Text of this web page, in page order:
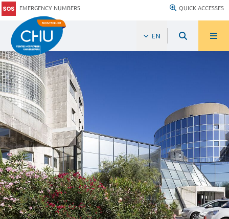
EMERGENCY NUMBERS QUICK ACCESSES
EN